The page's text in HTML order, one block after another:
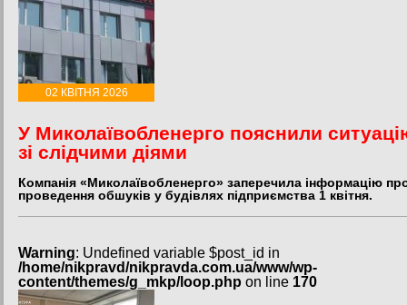
02 КВІТНЯ 2026
У Миколаївобленерго пояснили
зі слідчими діями
Компанія «Миколаївобленерго» заперечила інформацію
проведення обшуків у будівлях підприємства 1 квітня.
Warning: Undefined variable $post_id in
/home/nikpravd/nikpravda.com.ua/www/wp-
content/themes/g_mkp/loop.php on line 170